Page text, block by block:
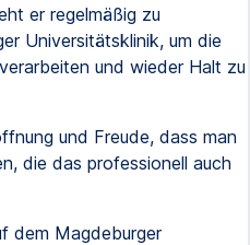
er regelmäßig zu
Universitätsklinik, um die
und wieder Halt zu
und Freude, dass man
die das professionell auch
dem Magdeburger